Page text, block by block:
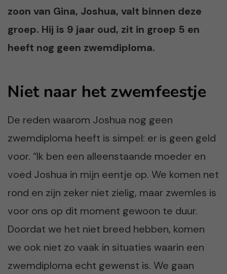
zoon van Gina, Joshua, valt binnen deze
groep. Hij is 9 jaar oud, zit in groep 5 en
heeft nog geen zwemdiploma.
Niet naar het zwemfeestje
De reden waarom Joshua nog geen
zwemdiploma heeft is simpel: er is geen geld
voor. “Ik ben een alleenstaande moeder en
voed Joshua in mijn eentje op. We komen net
rond en zijn zeker niet zielig, maar zwemles is
voor ons op dit moment gewoon te duur.
Doordat we het niet breed hebben, komen
we ook niet zo vaak in situaties waarin een
zwemdiploma echt gewenst is. We gaan